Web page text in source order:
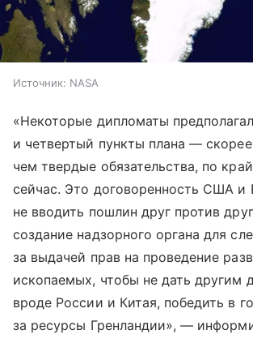
Источник: NASA
«Некоторые дипломаты
и четвертый пункты плана —
чем твердые обязательства, по
сейчас. Это договоренность США и
не вводить пошлин друг против
создание надзорного органа для
за выдачей прав на проведение
ископаемых, чтобы не дать другим
вроде России и Китая, победить в
за ресурсы Гренландии», —